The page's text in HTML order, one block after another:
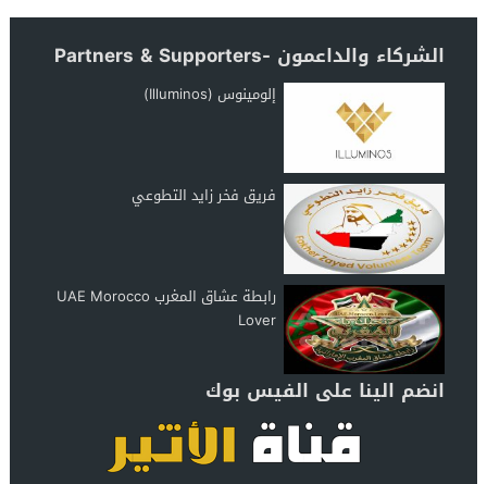
الشركاء والداعمون -Partners & Supporters
إلومينوس (Illuminos)
فريق فخر زايد التطوعي
رابطة عشاق المغرب UAE Morocco
Lover
انضم الينا على الفيس بوك